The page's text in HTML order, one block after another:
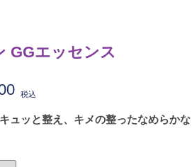
GGエッセンス
税込
ュッと整え、キメの整ったなめらかな